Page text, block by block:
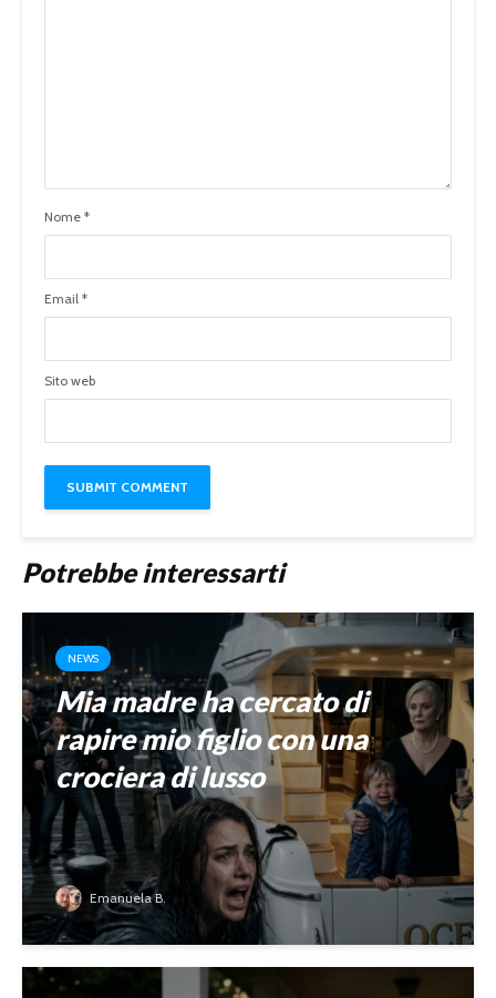
Nome *
Email *
Sito web
Potrebbe interessarti
NEWS
Mia madre ha cercato di
rapire mio figlio con una
crociera di lusso
Emanuela B.